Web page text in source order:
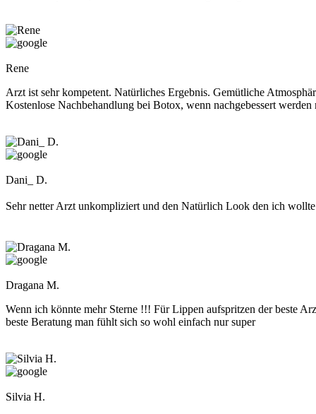
Rene
Arzt ist sehr kompetent. Natürliches Ergebnis. Gemütliche
Kostenlose Nachbehandlung bei Botox, wenn nachgebessert werden
Dani_ D.
Sehr netter Arzt unkompliziert und den Natürlich Look den ich
Dragana M.
Wenn ich könnte mehr Sterne !!! Für Lippen aufspritzen der beste
beste Beratung man fühlt sich so wohl einfach nur super
Silvia H.